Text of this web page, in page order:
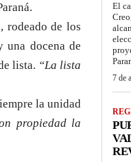
rodeado de los
docena de
lista. “La lista
la unidad
propiedad la
El
7 de